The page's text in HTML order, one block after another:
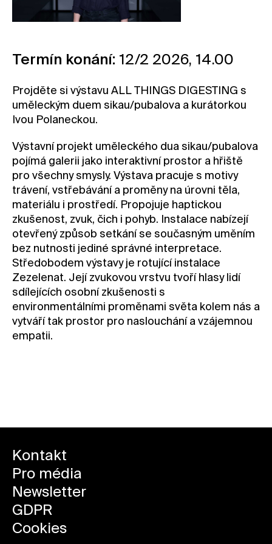
Pro média
Volné pozice
Termín konání: 12/2 2026, 14.00
Projděte si výstavu ALL THINGS DIGESTING s
uměleckým duem sikau/pubalova a kurátorkou
Ivou Polaneckou.
Výstavní projekt uměleckého dua sikau/pubalova
pojímá galerii jako interaktivní prostor a hřiště
pro všechny smysly. Výstava pracuje s motivy
trávení, vstřebávání a proměny na úrovni těla,
materiálu i prostředí. Propojuje haptickou
zkušenost, zvuk, čich i pohyb. Instalace nabízejí
otevřený způsob setkání se současným uměním
bez nutnosti jediné správné interpretace.
Středobodem výstavy je rotující instalace
Zezelenat. Její zvukovou vrstvu tvoří hlasy lidí
sdílejících osobní zkušenosti s
environmentálními proměnami světa kolem nás a
vytváří tak prostor pro naslouchání a vzájemnou
empatii.
Kontakt
Pro média
Newsletter
GDPR
Cookies